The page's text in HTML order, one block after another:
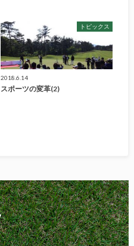
トピックス
2018.6.14
スポーツの変革(2)